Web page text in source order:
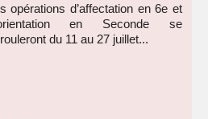
opérations d’affectation en 6e et
en Seconde se
du 11 au 27 juillet...